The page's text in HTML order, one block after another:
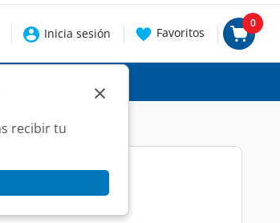
recibir tu
×
Inicia sesión Favoritos
0
7 gr.